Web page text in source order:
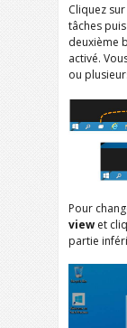
Cliquez sur
tâches
deuxième
activé.
ou
Pour
view et
partie